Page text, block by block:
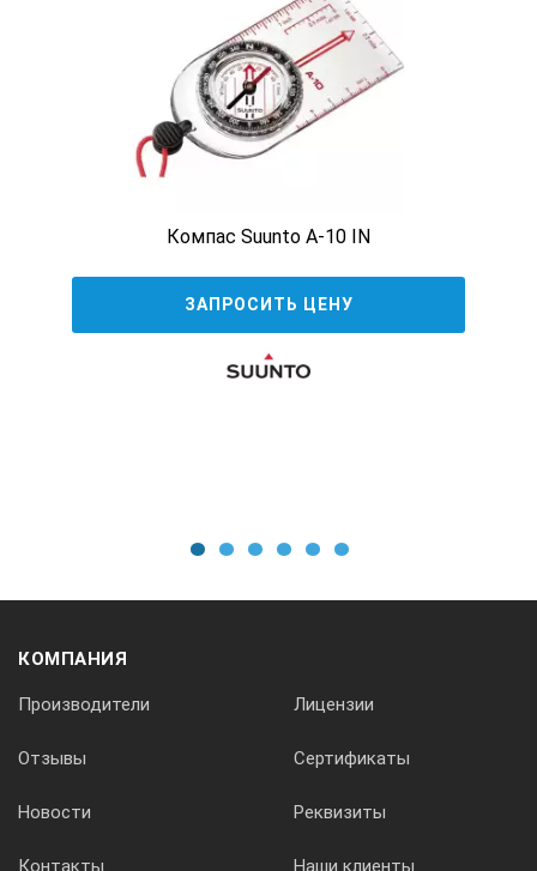
Компас Suunto A-10 IN
ЗАПРОСИТЬ ЦЕНУ
КОМПАНИЯ
Производители Лицензии
Отзывы Сертификаты
Новости Реквизиты